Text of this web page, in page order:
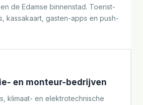
de Edamse binnenstad. Toerist-
kassakaart, gasten-apps en push-
en monteur-bedrijven
klimaat- en elektrotechnische